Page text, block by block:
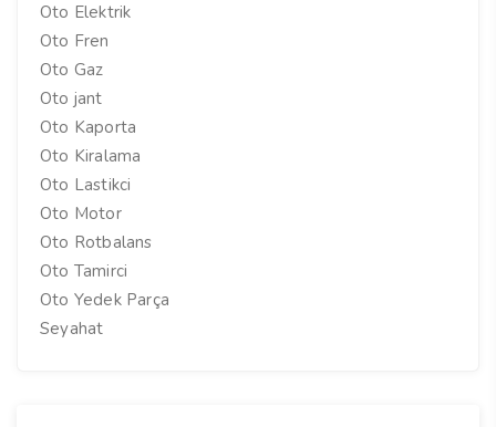
Oto Elektrik
Oto Fren
Oto Gaz
Oto jant
Oto Kaporta
Oto Kiralama
Oto Lastikci
Oto Motor
Oto Rotbalans
Oto Tamirci
Oto Yedek Parça
Seyahat